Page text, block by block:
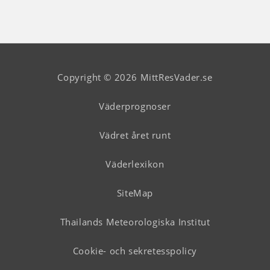
Copyright © 2026 MittResVader.se
Väderprognoser
Vädret året runt
Väderlexikon
SiteMap
Thailands Meteorologiska Institut
Cookie- och sekretesspolicy